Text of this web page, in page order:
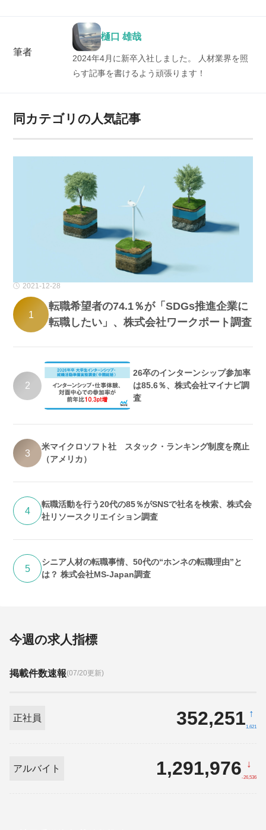
筆者
樋口 雄哉
2024年4月に新卒入社しました。 人材業界を照
らす記事を書けるよう頑張ります！
同カテゴリの人気記事
2021-12-28
1
転職希望者の74.1％が「SDGs推進企業に
転職したい」、株式会社ワークポート調査
2
26卒のインターンシップ参加率
は85.6％、株式会社マイナビ調
査
3
米マイクロソフト社 スタック・ランキング制度を廃止
（アメリカ）
4
転職活動を行う20代の85％がSNSで社名を検索、株式会
社リソースクリエイション調査
5
シニア人材の転職事情、50代の“ホンネの転職理由”と
は？ 株式会社MS-Japan調査
今週の求人指標
掲載件数速報(07/20更新)
正社員 352,251 ↑
1,621
アルバイト 1,291,976 ↓
-26,536